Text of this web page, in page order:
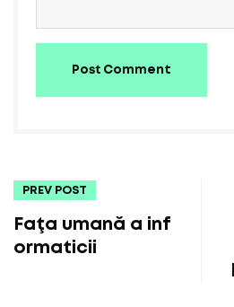
Post Comment
PREV POST
Faţa umană a inf
ormaticii